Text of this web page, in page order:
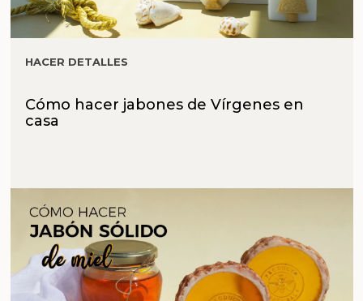
HACER DETALLES
Cómo hacer jabones de Vírgenes en
casa